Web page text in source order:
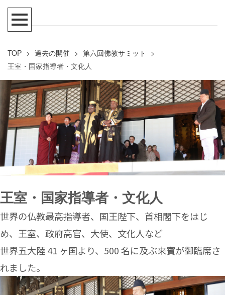
TOP > 過去の開催 > 第六回佛教サミット
>
王室・国家指導者・文化人
王室・国家指導者・文化人
世界の仏教最高指導者、国王陛下、首相閣下をはじ
め、王室、政府高官、大使、文化人など
世界五大陸 41 ヶ国より、500 名に及ぶ来賓が御臨席さ
れました。